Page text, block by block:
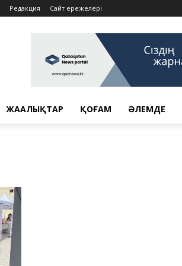
Редакция Сайт ережелері
ЖАҢАЛЫҚТАР ҚОҒАМ ӘЛЕМДЕ